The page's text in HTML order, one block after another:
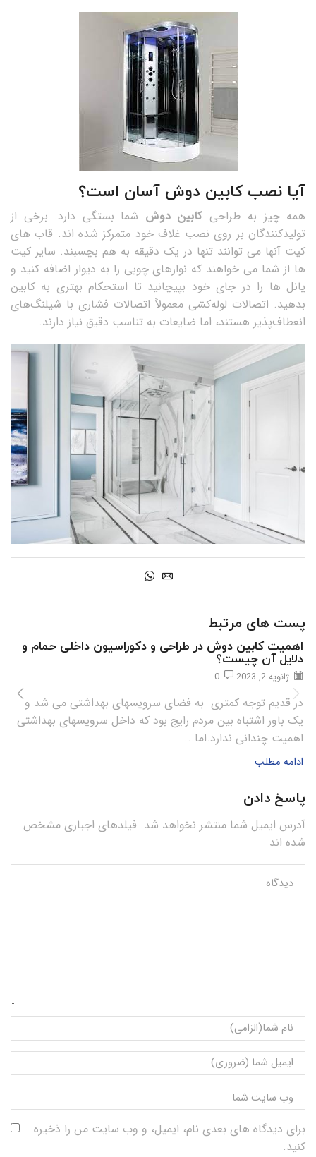
آیا نصب کابین دوش آسان است؟
همه چیز به طراحی کابین دوش شما بستگی دارد. برخی از
تولیدکنندگان بر روی نصب غلاف خود متمرکز شده اند. قاب های
کیت آنها می توانند تنها در یک دقیقه به هم بچسبند. سایر کیت
ها از شما می خواهند که نوارهای چوبی را به دیوار اضافه کنید و
پانل ها را در جای خود بپیچانید تا استحکام بهتری به کابین
بدهید. اتصالات لوله‌کشی معمولاً اتصالات فشاری با شیلنگ‌های
انعطاف‌پذیر هستند، اما ضایعات به تناسب دقیق نیاز دارند.
پست های مرتبط
اهمیت کابین دوش در طراحی و دکوراسیون داخلی حمام و
دلایل آن چیست؟
ژانویه 2, 2023 0
در قدیم توجه کمتری به فضای سرویسهای بهداشتی می شد و
یک باور اشتباه بین مردم رایج بود که داخل سرویسهای بهداشتی
اهمیت چندانی ندارد.اما...
ادامه مطلب
پاسخ دادن
آدرس ایمیل شما منتشر نخواهد شد. فیلدهای اجباری مشخص
شده اند
برای دیدگاه های بعدی نام، ایمیل، و وب سایت من را ذخیره
کنید.